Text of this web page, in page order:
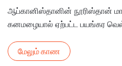
ஆப்கானிஸ்தானின் நூரிஸ்தான்
கனமழையால் ஏற்பட்ட பயங்கர
மேலும் காண